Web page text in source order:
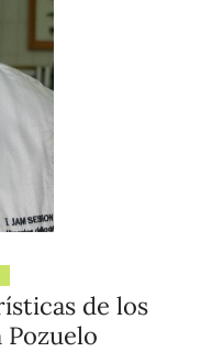
de los
Pozuelo